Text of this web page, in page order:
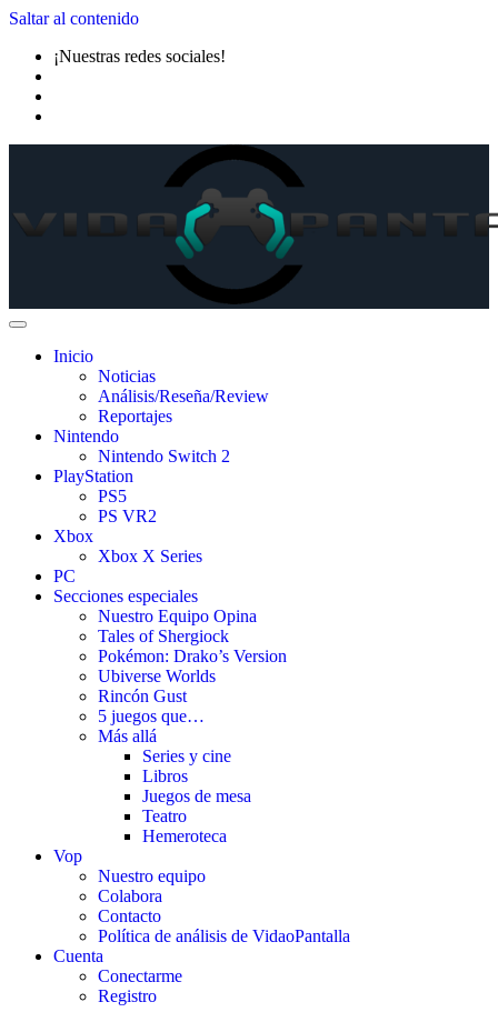
Saltar al contenido
¡Nuestras redes sociales!
Inicio
Noticias
Análisis/Reseña/Review
Reportajes
Nintendo
Nintendo Switch 2
PlayStation
PS5
PS VR2
Xbox
Xbox X Series
PC
Secciones especiales
Nuestro Equipo Opina
Tales of Shergiock
Pokémon: Drako’s Version
Ubiverse Worlds
Rincón Gust
5 juegos que…
Más allá
Series y cine
Libros
Juegos de mesa
Teatro
Hemeroteca
Vop
Nuestro equipo
Colabora
Contacto
Política de análisis de VidaoPantalla
Cuenta
Conectarme
Registro